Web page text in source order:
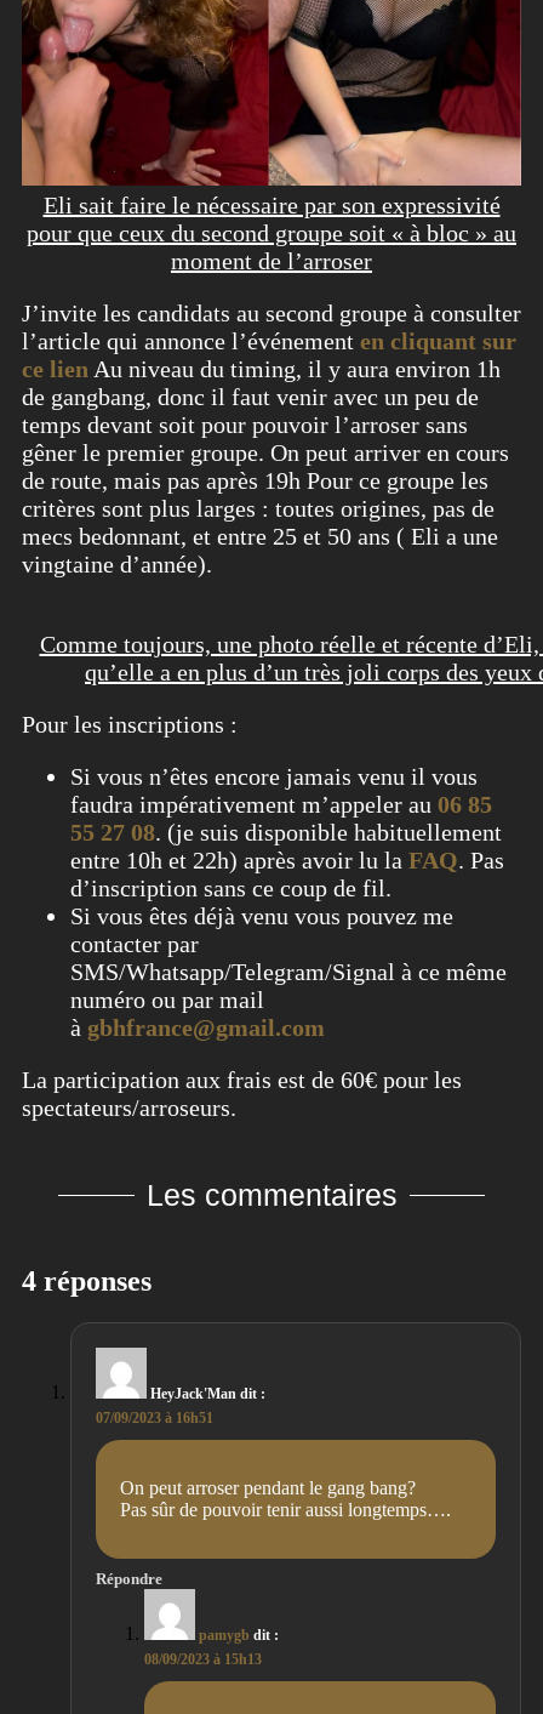
Eli sait faire le nécessaire par son expressivité
pour que ceux du second groupe soit « à bloc » au
moment de l’arroser
J’invite les candidats au second groupe à consulter
l’article qui annonce l’événement en cliquant sur
ce lien Au niveau du timing, il y aura environ 1h
de gangbang, donc il faut venir avec un peu de
temps devant soit pour pouvoir l’arroser sans
gêner le premier groupe. On peut arriver en cours
de route, mais pas après 19h Pour ce groupe les
critères sont plus larges : toutes origines, pas de
mecs bedonnant, et entre 25 et 50 ans ( Eli a une
vingtaine d’année).
Comme toujours, une photo réelle et récente
qu’elle a en plus d’un très joli corps des yeux
Pour les inscriptions :
Si vous n’êtes encore jamais venu il vous
faudra impérativement m’appeler au 06 85
55 27 08. (je suis disponible habituellement
entre 10h et 22h) après avoir lu la FAQ. Pas
d’inscription sans ce coup de fil.
Si vous êtes déjà venu vous pouvez me
contacter par
SMS/Whatsapp/Telegram/Signal à ce même
numéro ou par mail
à gbhfrance@gmail.com
La participation aux frais est de 60€ pour les
spectateurs/arroseurs.
Les commentaires
4 réponses
HeyJack'Man dit :
07/09/2023 à 16h51
On peut arroser pendant le gang bang?
Pas sûr de pouvoir tenir aussi longtemps….
Répondre
pamygb dit :
08/09/2023 à 15h13